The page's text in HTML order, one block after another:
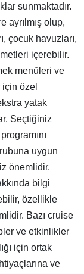
sunmaktadır.
ayrılmış olup,
çocuk havuzları,
içerebilir.
menüleri ve
özel
yatak
Seçtiğiniz
uygun
önemlidir.
bilgi
özellikle
Bazı cruise
ve etkinlikler
için ortak
ve